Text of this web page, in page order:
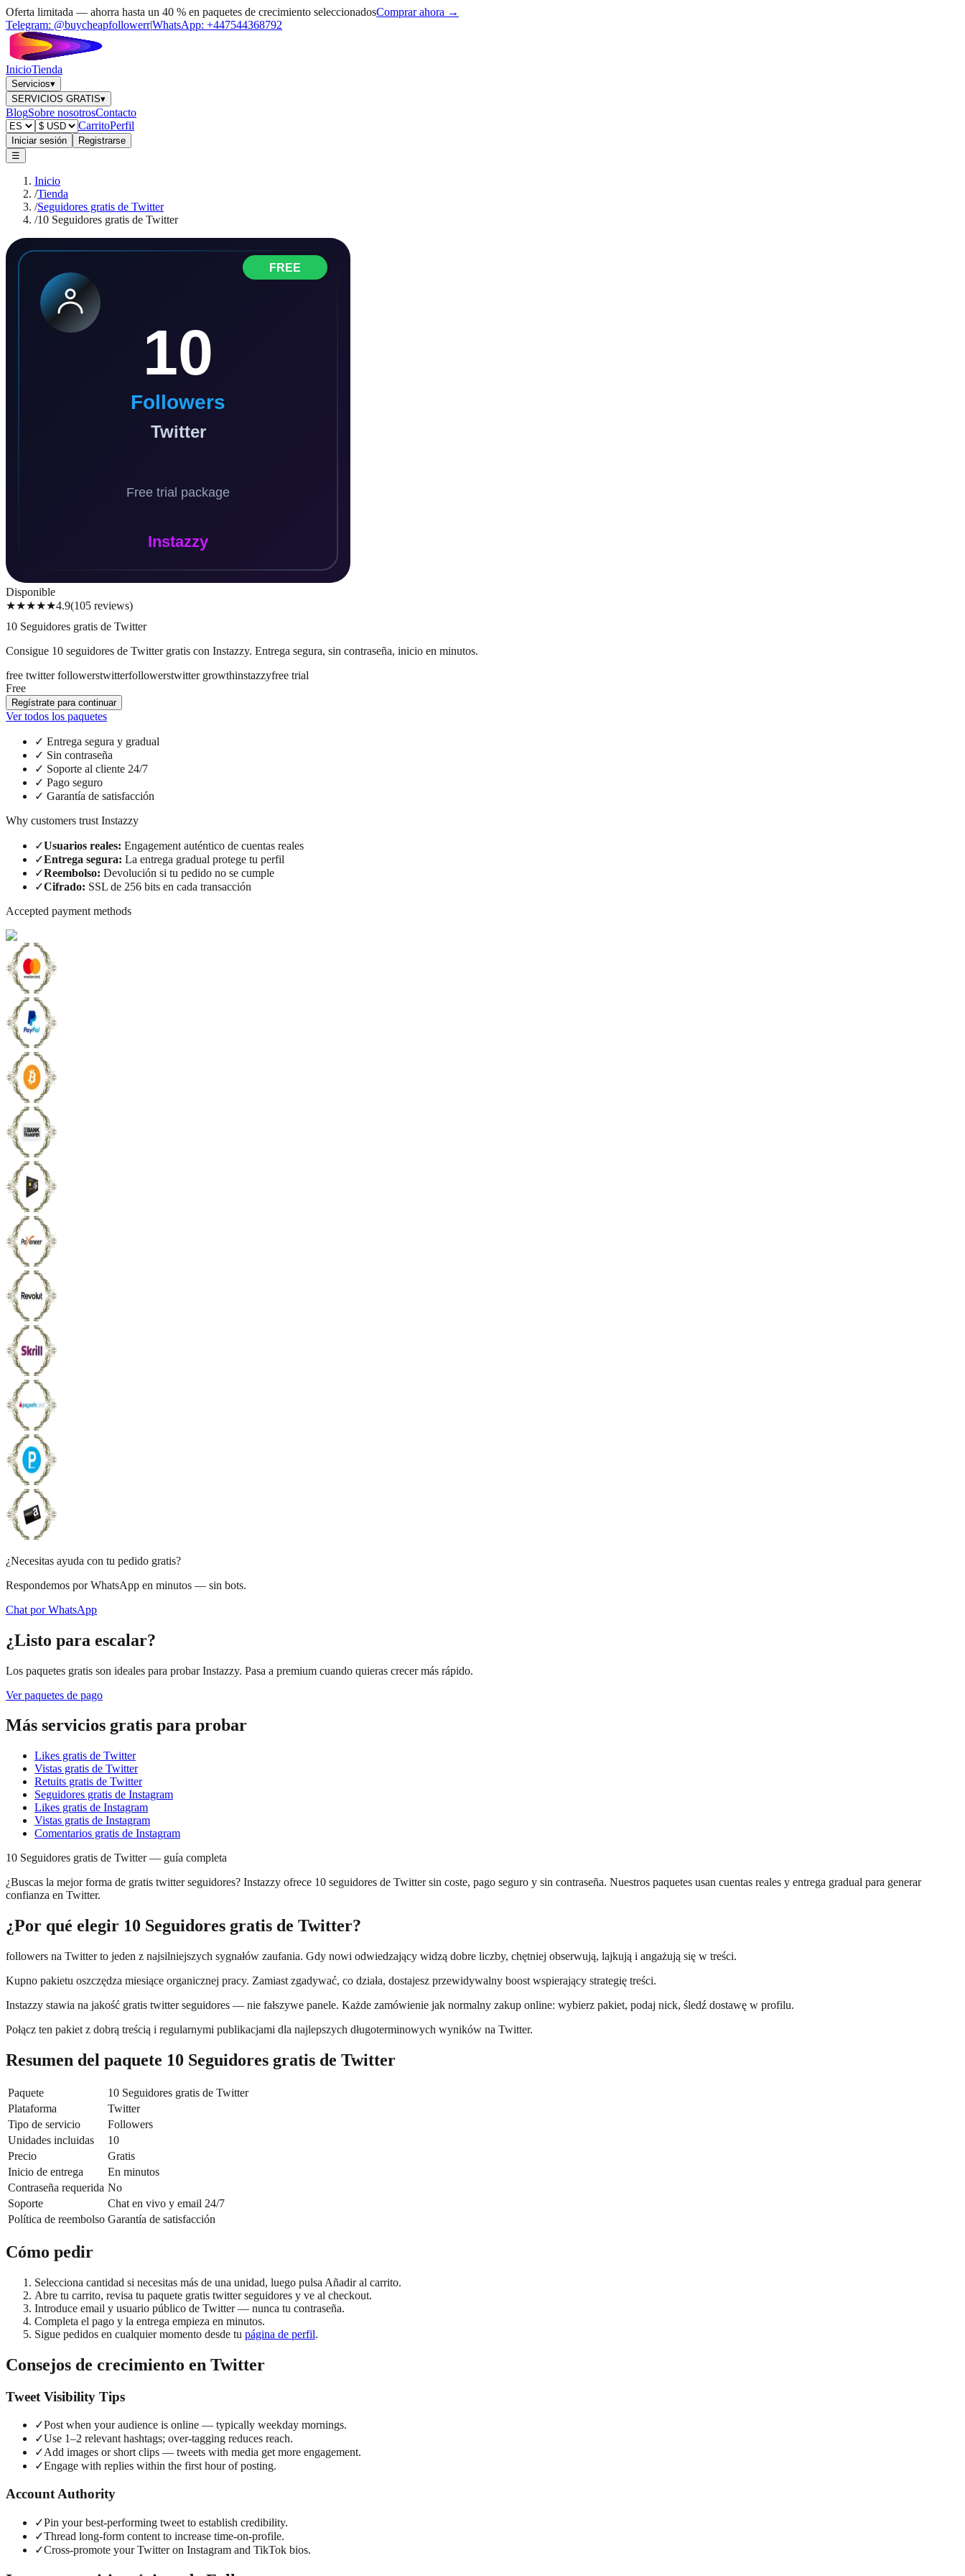
Oferta limitada — ahorra hasta un 40 % en paquetes de crecimiento seleccionadosComprar ahora →
Telegram: @buycheapfollowerr|WhatsApp: +447544368792
InicioTienda
Servicios▾
SERVICIOS GRATIS▾
BlogSobre nosotrosContacto
CarritoPerfil
Iniciar sesión
Registrarse
☰
Inicio
/Tienda
/Seguidores gratis de Twitter
/10 Seguidores gratis de Twitter
Disponible
★★★★★4.9(105 reviews)
10 Seguidores gratis de Twitter
Consigue 10 seguidores de Twitter gratis con Instazzy. Entrega segura, sin contraseña, inicio en minutos.
free twitter followerstwitterfollowerstwitter growthinstazzyfree trial
Free
Regístrate para continuar
Ver todos los paquetes
✓ Entrega segura y gradual
✓ Sin contraseña
✓ Soporte al cliente 24/7
✓ Pago seguro
✓ Garantía de satisfacción
Why customers trust Instazzy
✓Usuarios reales: Engagement auténtico de cuentas reales
✓Entrega segura: La entrega gradual protege tu perfil
✓Reembolso: Devolución si tu pedido no se cumple
✓Cifrado: SSL de 256 bits en cada transacción
Accepted payment methods
¿Necesitas ayuda con tu pedido gratis?
Respondemos por WhatsApp en minutos — sin bots.
Chat por WhatsApp
¿Listo para escalar?
Los paquetes gratis son ideales para probar Instazzy. Pasa a premium cuando quieras crecer más rápido.
Ver paquetes de pago
Más servicios gratis para probar
Likes gratis de Twitter
Vistas gratis de Twitter
Retuits gratis de Twitter
Seguidores gratis de Instagram
Likes gratis de Instagram
Vistas gratis de Instagram
Comentarios gratis de Instagram
10 Seguidores gratis de Twitter — guía completa
¿Buscas la mejor forma de gratis twitter seguidores? Instazzy ofrece 10 seguidores de Twitter sin coste, pago seguro y sin contraseña. Nuestros paquetes usan cuentas reales y entrega gradual para generar
confianza en Twitter.
¿Por qué elegir 10 Seguidores gratis de Twitter?
followers na Twitter to jeden z najsilniejszych sygnałów zaufania. Gdy nowi odwiedzający widzą dobre liczby, chętniej obserwują, lajkują i angażują się w treści.
Kupno pakietu oszczędza miesiące organicznej pracy. Zamiast zgadywać, co działa, dostajesz przewidywalny boost wspierający strategię treści.
Instazzy stawia na jakość gratis twitter seguidores — nie fałszywe panele. Każde zamówienie jak normalny zakup online: wybierz pakiet, podaj nick, śledź dostawę w profilu.
Połącz ten pakiet z dobrą treścią i regularnymi publikacjami dla najlepszych długoterminowych wyników na Twitter.
Resumen del paquete 10 Seguidores gratis de Twitter
Paquete
10 Seguidores gratis de Twitter
Plataforma
Twitter
Tipo de servicio
Followers
Unidades incluidas
10
Precio
Gratis
Inicio de entrega
En minutos
Contraseña requerida No
Soporte
Chat en vivo y email 24/7
Política de reembolso Garantía de satisfacción
Cómo pedir
Selecciona cantidad si necesitas más de una unidad, luego pulsa Añadir al carrito.
Abre tu carrito, revisa tu paquete gratis twitter seguidores y ve al checkout.
Introduce email y usuario público de Twitter — nunca tu contraseña.
Completa el pago y la entrega empieza en minutos.
Sigue pedidos en cualquier momento desde tu página de perfil.
Consejos de crecimiento en Twitter
Tweet Visibility Tips
✓Post when your audience is online — typically weekday mornings.
✓Use 1–2 relevant hashtags; over-tagging reduces reach.
✓Add images or short clips — tweets with media get more engagement.
✓Engage with replies within the first hour of posting.
Account Authority
✓Pin your best-performing tweet to establish credibility.
✓Thread long-form content to increase time-on-profile.
✓Cross-promote your Twitter on Instagram and TikTok bios.